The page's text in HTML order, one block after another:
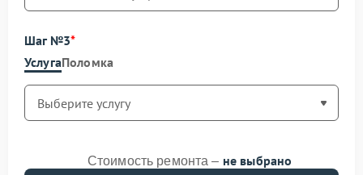
Шаг №3
УслугаПоломка
Стоимость ремонта – не выбрано